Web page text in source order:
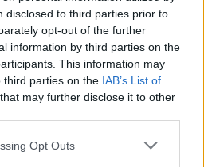
disclosed to third parties prior to
opt-out of the further
information by third parties on the
This information may
third parties on the IAB’s List of
that may further disclose it to other
Opt Outs